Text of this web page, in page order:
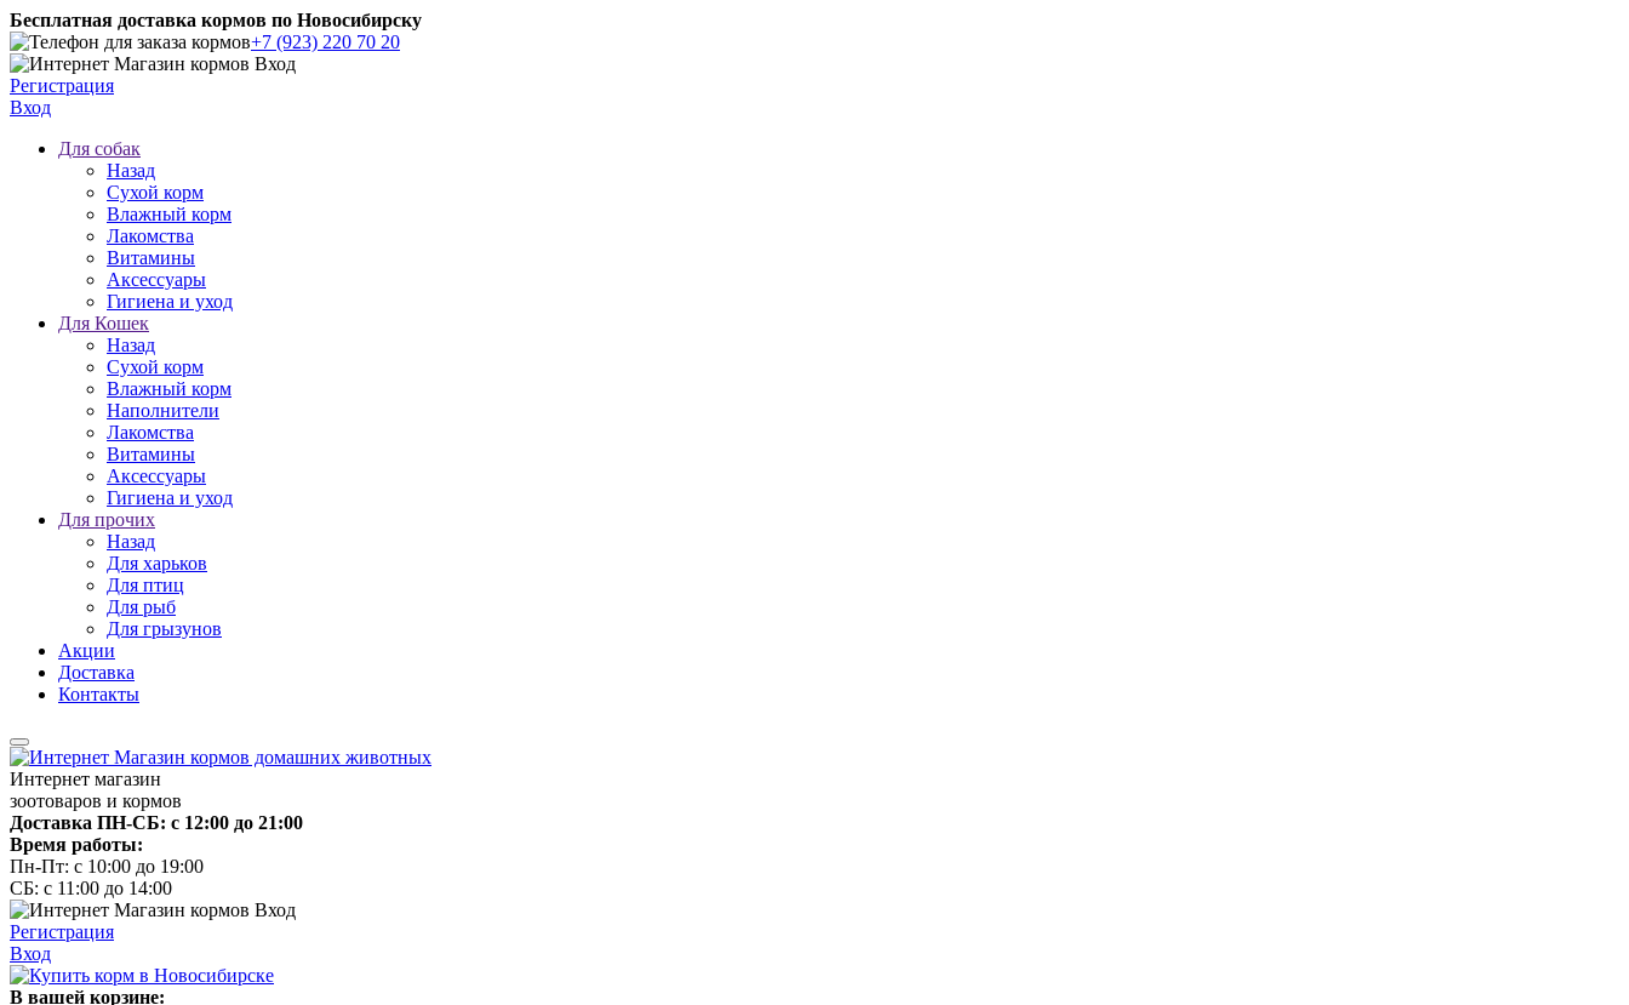
Бесплатная доставка кормов по Новосибирску
+7 (923) 220 70 20
Регистрация
Вход
Для собак
Назад
Сухой корм
Влажный корм
Лакомства
Витамины
Аксессуары
Гигиена и уход
Для Кошек
Назад
Сухой корм
Влажный корм
Наполнители
Лакомства
Витамины
Аксессуары
Гигиена и уход
Для прочих
Назад
Для харьков
Для птиц
Для рыб
Для грызунов
Акции
Доставка
Контакты
Интернет магазин
зоотоваров и кормов
Доставка ПН-СБ: с 12:00 до 21:00
Время работы:
Пн-Пт: с 10:00 до 19:00
СБ: с 11:00 до 14:00
Регистрация
Вход
В вашей корзине: